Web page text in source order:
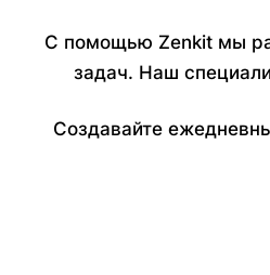
С помощью Zenkit мы
задач. Наш
Создавайте